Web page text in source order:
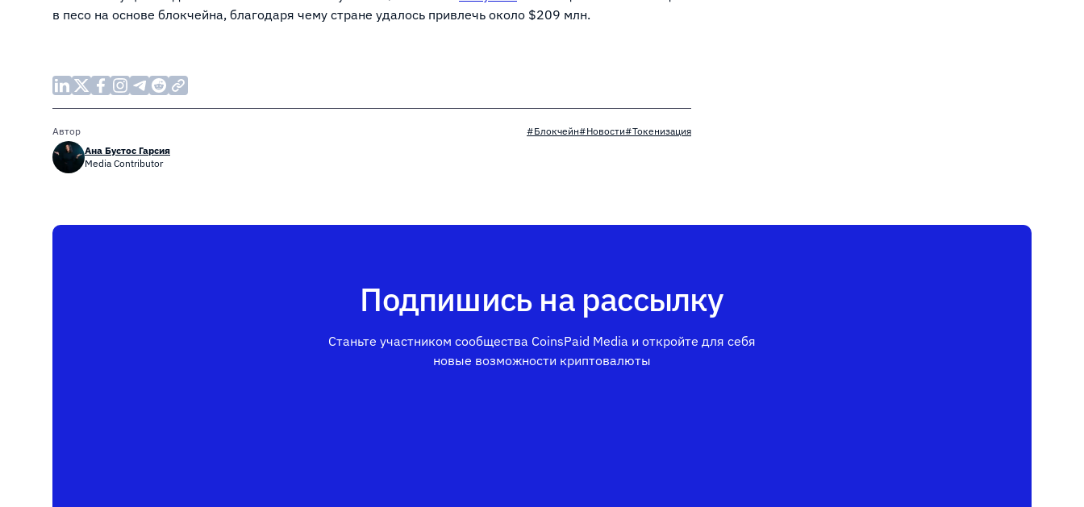
в песо на основе блокчейна, благодаря чему стране удалось привлечь около $209 млн.
Автор
Ана Бустос Гарсия
Media Contributor
#Блокчейн#Новости#Токенизация
Подпишись на рассылку
Станьте участником сообщества CoinsPaid Media и откройте для себя
новые возможности криптовалюты